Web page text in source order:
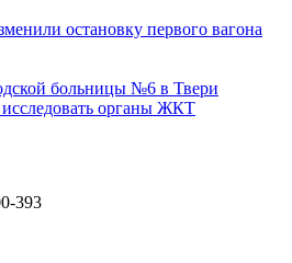
остановку первого вагона
больницы №6 в Твери
исследовать органы ЖКТ
393